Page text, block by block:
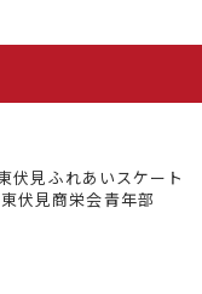
伏見ふれあいスケート
伏見商栄会青年部